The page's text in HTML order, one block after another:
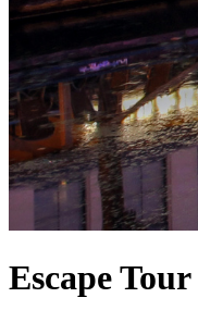
Escape